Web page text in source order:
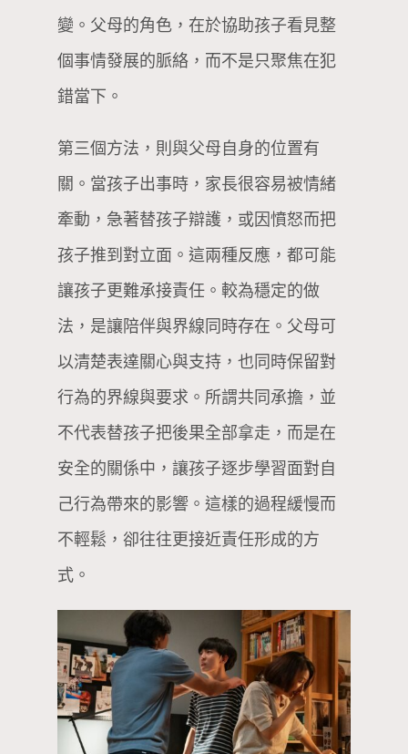
變。父母的角色，在於協助孩子看見整
個事情發展的脈絡，而不是只聚焦在犯
錯當下。
第三個方法，則與父母自身的位置有
關。當孩子出事時，家長很容易被情緒
牽動，急著替孩子辯護，或因憤怒而把
孩子推到對立面。這兩種反應，都可能
讓孩子更難承接責任。較為穩定的做
法，是讓陪伴與界線同時存在。父母可
以清楚表達關心與支持，也同時保留對
行為的界線與要求。所謂共同承擔，並
不代表替孩子把後果全部拿走，而是在
安全的關係中，讓孩子逐步學習面對自
己行為帶來的影響。這樣的過程緩慢而
不輕鬆，卻往往更接近責任形成的方
式。